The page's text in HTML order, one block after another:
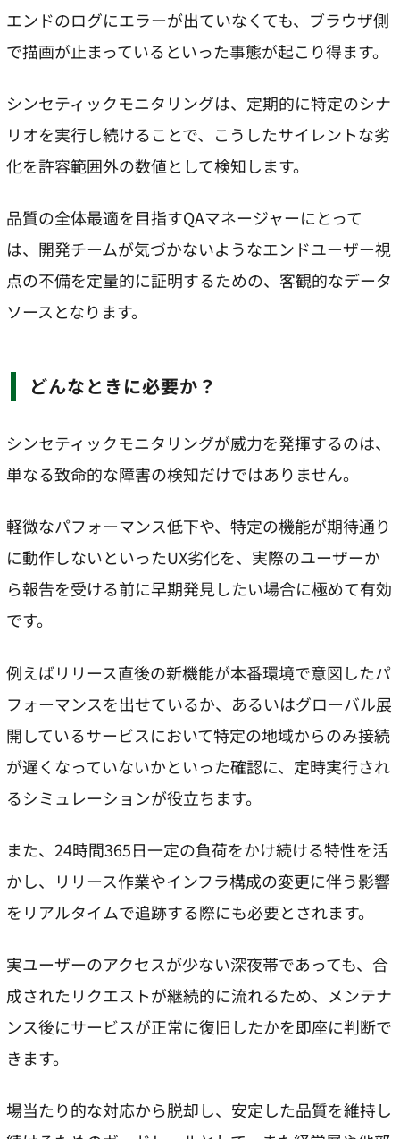
エンドのログにエラーが出ていなくても、ブラウザ側
で描画が止まっているといった事態が起こり得ます。
シンセティックモニタリングは、定期的に特定のシナ
リオを実行し続けることで、こうしたサイレントな劣
化を許容範囲外の数値として検知します。
品質の全体最適を目指すQAマネージャーにとって
は、開発チームが気づかないようなエンドユーザー視
点の不備を定量的に証明するための、客観的なデータ
ソースとなります。
どんなときに必要か？
シンセティックモニタリングが威力を発揮するのは、
単なる致命的な障害の検知だけではありません。
軽微なパフォーマンス低下や、特定の機能が期待通り
に動作しないといったUX劣化を、実際のユーザーか
ら報告を受ける前に早期発見したい場合に極めて有効
です。
例えばリリース直後の新機能が本番環境で意図したパ
フォーマンスを出せているか、あるいはグローバル展
開しているサービスにおいて特定の地域からのみ接続
が遅くなっていないかといった確認に、定時実行され
るシミュレーションが役立ちます。
また、24時間365日一定の負荷をかけ続ける特性を活
かし、リリース作業やインフラ構成の変更に伴う影響
をリアルタイムで追跡する際にも必要とされます。
実ユーザーのアクセスが少ない深夜帯であっても、合
成されたリクエストが継続的に流れるため、メンテナ
ンス後にサービスが正常に復旧したかを即座に判断で
きます。
場当たり的な対応から脱却し、安定した品質を維持し